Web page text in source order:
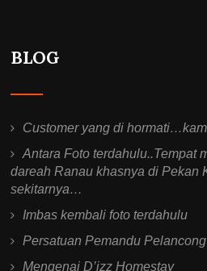
BLOG
Customer yang di
Antara Foto terdahulu..Tempat
dareah Ranau khasnya di Pekan
sekitarnya…
Imbas kembali foto terdahulu
Persatuan Pemandu
Mengenai D’izz Homestay